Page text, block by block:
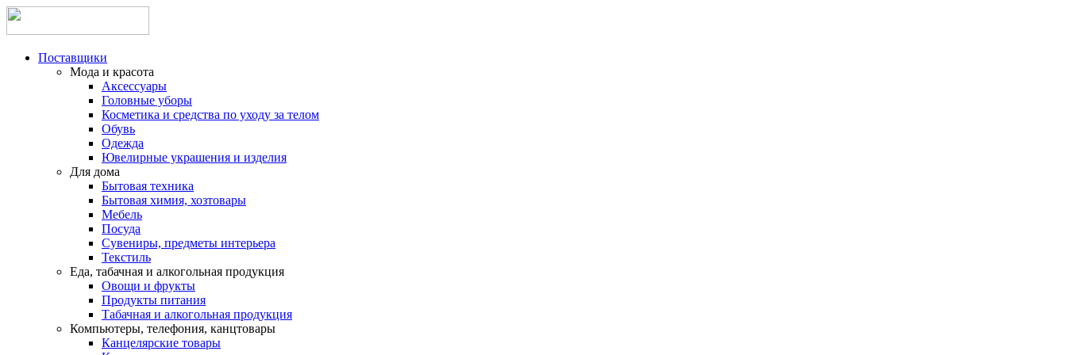
Поставщики
Мода и красота
Аксессуары
Головные уборы
Косметика и средства по уходу за телом
Обувь
Одежда
Ювелирные украшения и изделия
Для дома
Бытовая техника
Бытовая химия, хозтовары
Мебель
Посуда
Сувениры, предметы интерьера
Текстиль
Еда, табачная и алкогольная продукция
Овощи и фрукты
Продукты питания
Табачная и алкогольная продукция
Компьютеры, телефония, канцтовары
Канцелярские товары